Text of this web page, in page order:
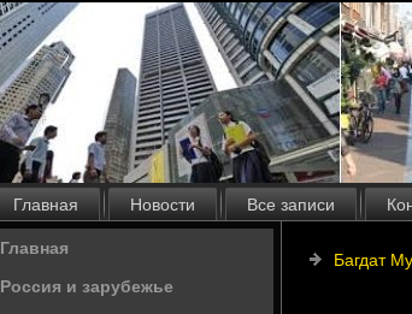
Главная Новости Все записи
Главная
Россия и зарубежье
Багдат